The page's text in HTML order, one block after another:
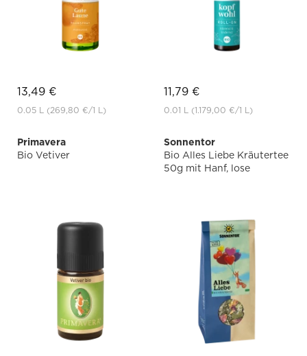
13,49 €
0.05 L (269,80 €/1 L)
11,79 €
0.01 L (1.179,00 €/1 L)
Primavera
Bio Vetiver
Sonnentor
Bio Alles Liebe Kräutertee
50g mit Hanf, lose